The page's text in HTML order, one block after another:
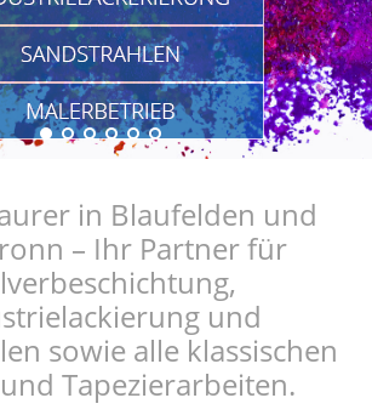
in Blaufelden und
– Ihr Partner für
und
sowie alle klassischen
Tapezierarbeiten.